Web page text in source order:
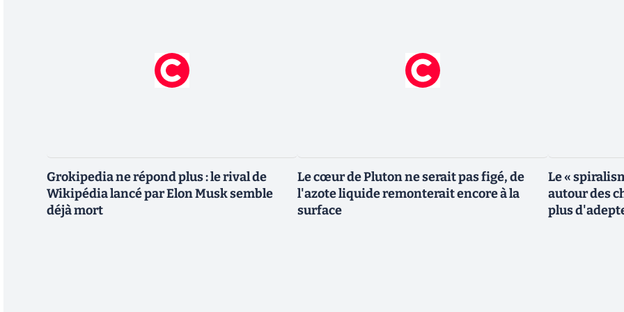
Grokipedia ne répond plus : le rival de
Wikipédia lancé par Elon Musk semble
déjà mort
Le cœur de Pluton ne serait pas figé, de
l'azote liquide remonterait encore à la
surface
Le «
autour des
plus